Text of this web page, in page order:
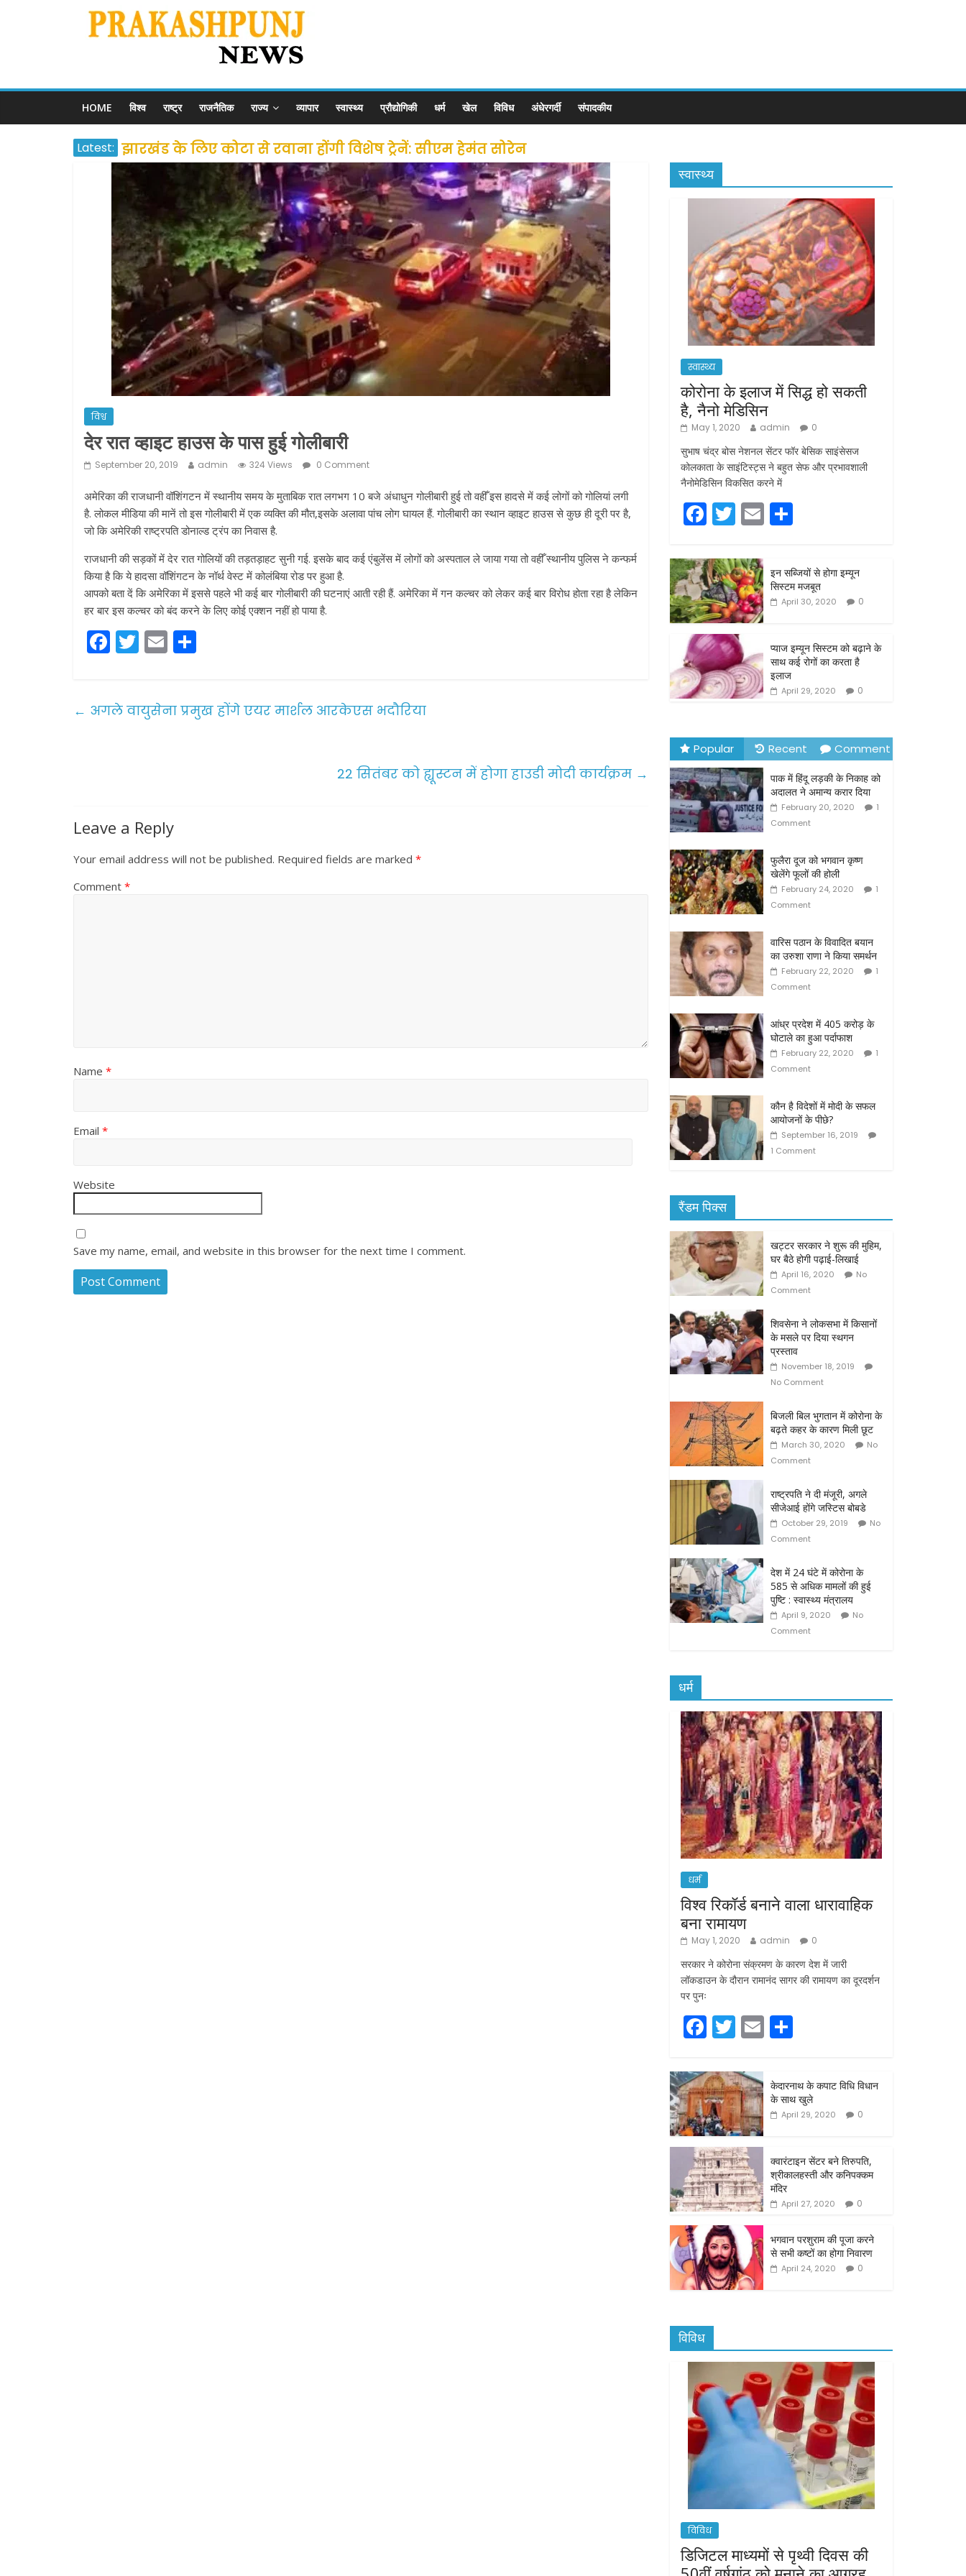
HOME विश्व राष्ट्र राजनैतिक राज्य व्यापार स्वास्थ्य प्रौद्योगिकी धर्म खेल विविध अंधेरगर्दी संपादकीय
Latest: झारखंड के लिए कोटा से रवाना होंगी विशेष ट्रेनें: सीएम हेमंत सोरेन
उत्तराखंड के अन्य राज्यों में फंसे लोगों की जल्द होगी घर वापसी
प्रवासियों व मजदूरों को दी गई छूट के बाद लोगो ने कराया पंजीयन: राजस्थान सरकार
शराब और पान की दुकानों को ग्रीन जोन में खोलने की मिली इजाजत: गृह मंत्रालय
दो हफ्ते के लिए बढ़ाया लॉकडाउन: गृह मंत्रालय
विश्व
देर रात व्हाइट हाउस के पास हुई गोलीबारी
September 20, 2019 admin 324 Views 0 Comment
अमेरिका की राजधानी वॉशिंगटन में स्थानीय समय के मुताबिक रात लगभग 10 बजे अंधाधुन गोलीबारी हुई तो वहीँ इस हादसे में कई लोगों को गोलियां लगी
है. लोकल मीडिया की मानें तो इस गोलीबारी में एक व्यक्ति की मौत,इसके अलावा पांच लोग घायल हैं. गोलीबारी का स्थान व्हाइट हाउस से कुछ ही दूरी पर है,
जो कि अमेरिकी राष्ट्रपति डोनाल्ड ट्रंप का निवास है.
राजधानी की सड़कों में देर रात गोलियों की तड़तड़ाहट सुनी गई. इसके बाद कई एंबुलेंस में लोगों को अस्पताल ले जाया गया तो वहीँ स्थानीय पुलिस ने कन्फर्म
किया है कि ये हादसा वॉशिंगटन के नॉर्थ वेस्ट में कोलंबिया रोड पर हुआ है.
आपको बता दें कि अमेरिका में इससे पहले भी कई बार गोलीबारी की घटनाएं आती रही हैं. अमेरिका में गन कल्चर को लेकर कई बार विरोध होता रहा है लेकिन
हर बार इस कल्चर को बंद करने के लिए कोई एक्शन नहीं हो पाया है.
F
a
e
T
w
er
E
m
l e
← अगले वायुसेना प्रमुख होंगे एयर मार्शल आरकेएस भदौरिया
22 सितंबर को ह्यूस्टन में होगा हाउडी मोदी कार्यक्रम →
Leave a Reply
Your email address will not be published. Required fields are marked *
Comment *
Name *
Email *
Website
Save my name, email, and website in this browser for the next time I comment.
स्वास्थ्य
स्वास्थ्य
कोरोना के इलाज में सिद्ध हो सकती
है, नैनो मेडिसिन
May 1, 2020 admin 0
सुभाष चंद्र बोस नेशनल सेंटर फॉर बेसिक साइंसेसज
कोलकाता के साइंटिस्ट्स ने बहुत सेफ और प्रभावशाली
नैनोमेडिसिन विकसित करने में
F
a
c
e
b
o
o
k
T
w
itt
er
E
m
ar
e
इन सब्जियों से होगा इम्यून
सिस्टम मजबूत
April 30, 2020 0
प्याज इम्यून सिस्टम को बढ़ाने के
साथ कई रोगों का करता है
इलाज
April 29, 2020 0
Popular Recent Comment
पाक में हिंदू लड़की के निकाह को
अदालत ने अमान्य करार दिया
February 20, 2020
1
Comment
फुलैरा दूज को भगवान कृष्ण
खेलेंगे फूलों की होली
February 24, 2020
1
Comment
वारिस पठान के विवादित बयान
का उरुशा राणा ने किया समर्थन
February 22, 2020
1
Comment
आंध्र प्रदेश में 405 करोड़ के
घोटाले का हुआ पर्दाफाश
February 22, 2020
1
Comment
कौन है विदेशों में मोदी के सफल
आयोजनों के पीछे?
September 16, 2019
1 Comment
रैंडम पिक्स
खट्टर सरकार ने शुरू की मुहिम,
घर बैठे होगी पढ़ाई-लिखाई
April 16, 2020
No
Comment
शिवसेना ने लोकसभा में किसानों
के मसले पर दिया स्थगन
प्रस्ताव
November 18, 2019
No Comment
बिजली बिल भुगतान में कोरोना के
बढ़ते कहर के कारण मिली छूट
March 30, 2020
No
Comment
राष्ट्रपति ने दी मंजूरी, अगले
सीजेआई होंगे जस्टिस बोबडे
October 29, 2019
No
Comment
देश में 24 घंटे में कोरोना के
585 से अधिक मामलों की हुई
पुष्टि : स्‍वास्‍थ्‍य मंत्रालय
April 9, 2020
No
Comment
धर्म
धर्म
विश्व रिकॉर्ड बनाने वाला धारावाहिक
बना रामायण
May 1, 2020 admin 0
सरकार ने कोरोना संक्रमण के कारण देश में जारी
लॉकडाउन के दौरान रामानंद सागर की रामायण का दूरदर्शन
पर पुनः
F
a
c
e
b
o
o
k
T
w
itt
er
E
m
ai ar
e
केदारनाथ के कपाट विधि विधान
के साथ खुले
April 29, 2020 0
क्वारंटाइन सेंटर बने तिरुपति,
श्रीकालहस्ती और कनिपक्कम
मंदिर
April 27, 2020 0
भगवान परशुराम की पूजा करने
से सभी कष्टों का होगा निवारण
April 24, 2020 0
विविध
विविध
डिजिटल माध्यमों से पृथ्वी दिवस की